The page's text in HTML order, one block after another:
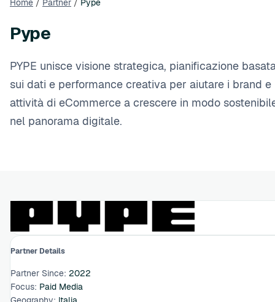
Home / Partner / Pype
Pype
PYPE unisce visione strategica, pianificazione
sui dati e performance creativa per aiutare i brand e
attività di eCommerce a crescere in modo
nel panorama digitale.
Partner Details
Partner Since: 2022
Focus: Paid Media